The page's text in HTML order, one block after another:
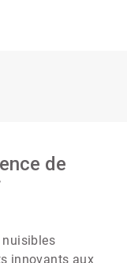
de
nuisibles
innovants aux